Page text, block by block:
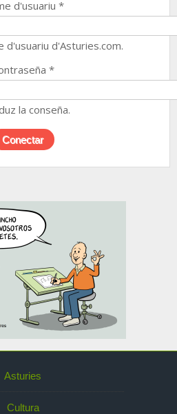
d'usuariu *
d'usuariu d'Asturies.com.
*
la conseña.
Asturies
Cultura